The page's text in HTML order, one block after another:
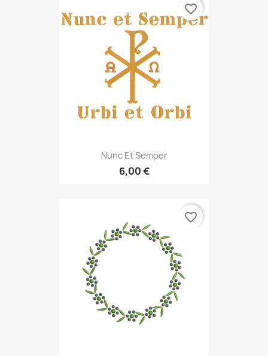
Nunc Et Semper
6,00 €
favorite_border
favorite_border